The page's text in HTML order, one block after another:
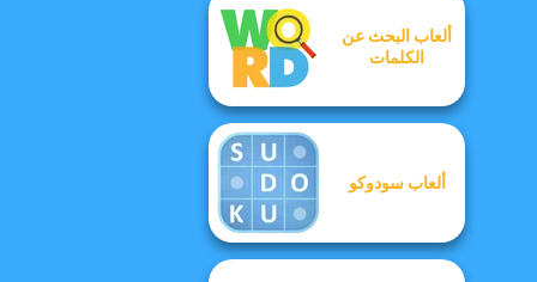
ألعاب البحث عن
الكلمات
ألعاب سودوكو